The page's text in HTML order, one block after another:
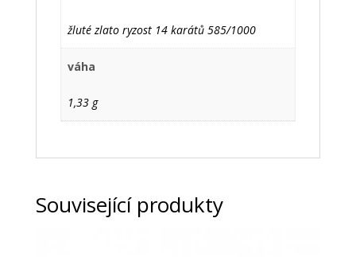
žluté zlato ryzost 14 karátů 585/1000
váha
1,33 g
Související produkty